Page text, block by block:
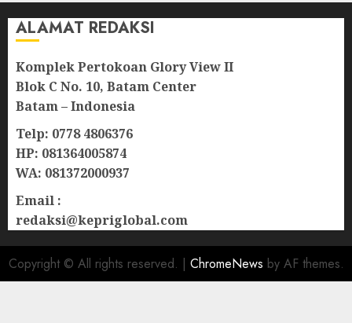
ALAMAT REDAKSI
Komplek Pertokoan Glory View II
Blok C No. 10, Batam Center
Batam – Indonesia
Telp: 0778 4806376
HP: 081364005874
WA: 081372000937
Email :
redaksi@kepriglobal.com
Copyright © All rights reserved. | ChromeNews by AF themes.